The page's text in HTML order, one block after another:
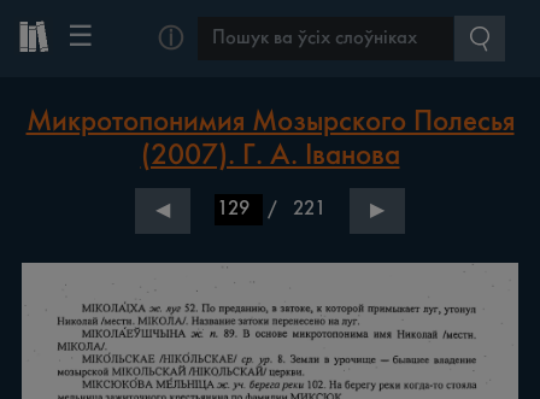
☰ ⓘ
Микротопонимия Мозырского Полесья
(2007). Г. А. Іванова
◀ / 221 ▶